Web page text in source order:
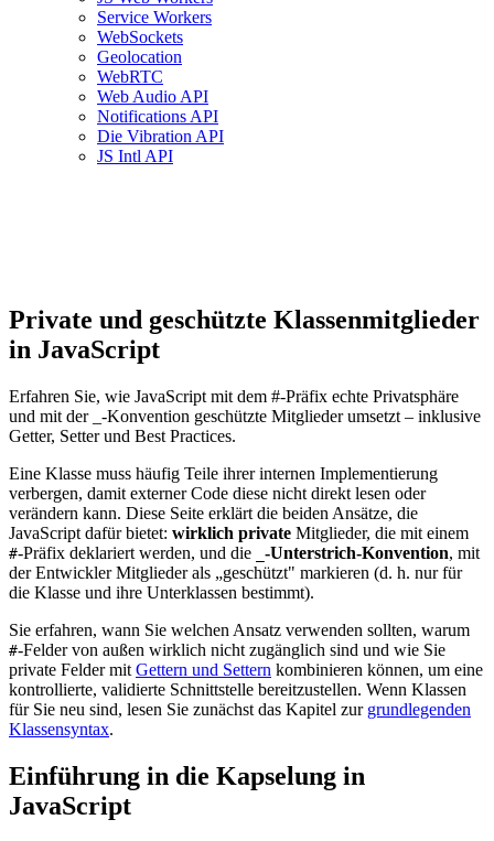
Service Workers
WebSockets
Geolocation
WebRTC
Web Audio API
Notifications API
Die Vibration API
JS Intl API
Private und geschützte Klassenmitglieder
in JavaScript
Erfahren Sie, wie JavaScript mit dem #-Präfix echte Privatsphäre
und mit der _-Konvention geschützte Mitglieder umsetzt – inklusive
Getter, Setter und Best Practices.
Eine Klasse muss häufig Teile ihrer internen Implementierung
verbergen, damit externer Code diese nicht direkt lesen oder
verändern kann. Diese Seite erklärt die beiden Ansätze, die
JavaScript dafür bietet: wirklich private Mitglieder, die mit einem
#-Präfix deklariert werden, und die -Unterstrich-Konvention, mit
der Entwickler Mitglieder als „geschützt" markieren (d. h. nur für
die Klasse und ihre Unterklassen bestimmt).
Sie erfahren, wann Sie welchen Ansatz verwenden sollten, warum
#-Felder von außen wirklich nicht zugänglich sind und wie Sie
private Felder mit Gettern und Settern kombinieren können, um eine
kontrollierte, validierte Schnittstelle bereitzustellen. Wenn Klassen
für Sie neu sind, lesen Sie zunächst das Kapitel zur grundlegenden
Klassensyntax.
Einführung in die Kapselung in
JavaScript